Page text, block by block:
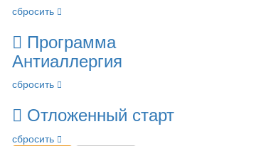
сбросить
Программа
Антиаллергия
сбросить
Отложенный старт
сбросить